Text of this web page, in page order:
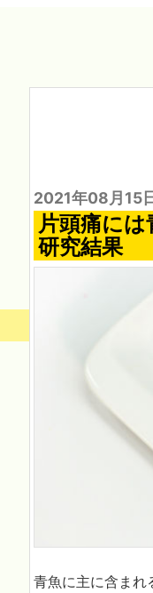
2021年08月15
片頭痛に
研究結果
青魚に主に含まれ